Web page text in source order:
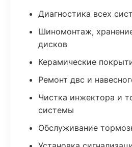
Диагностика всех
Шиномонтаж,
дисков
Керамические
Ремонт двс и
Чистка инжектора и
системы
Обслуживание